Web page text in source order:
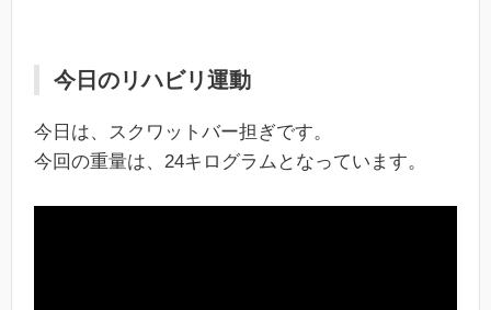
今日のリハビリ運動
今日は、スクワットバー担ぎです。
今回の重量は、24キログラムとなっています。